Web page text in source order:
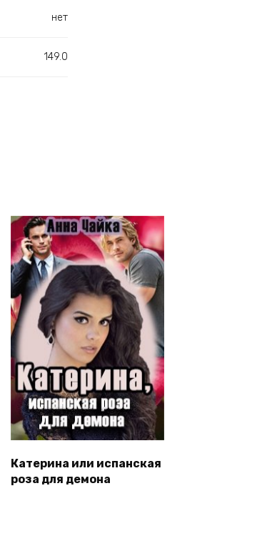
нет
149.0
Катерина или испанская
роза для демона